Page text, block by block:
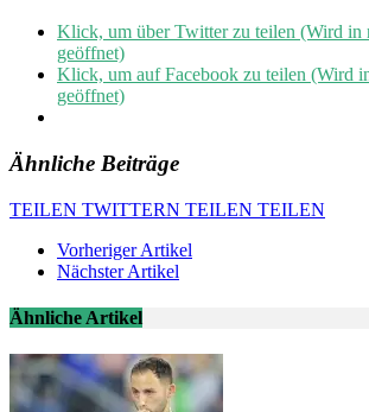
Klick, um über Twitter zu teilen (Wird in
geöffnet)
Klick, um auf Facebook zu teilen (Wird
geöffnet)
Ähnliche Beiträge
TEILEN TWITTERN TEILEN TEILEN
Vorheriger Artikel
Nächster Artikel
Ähnliche Artikel